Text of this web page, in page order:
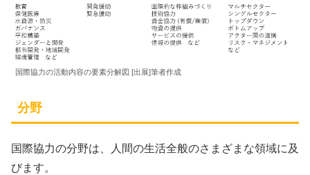
国際協力の活動内容の要素分解図 [出展]筆者作成
分野
国際協力の分野は、人間の生活全般のさまざまな領域に及
びます。